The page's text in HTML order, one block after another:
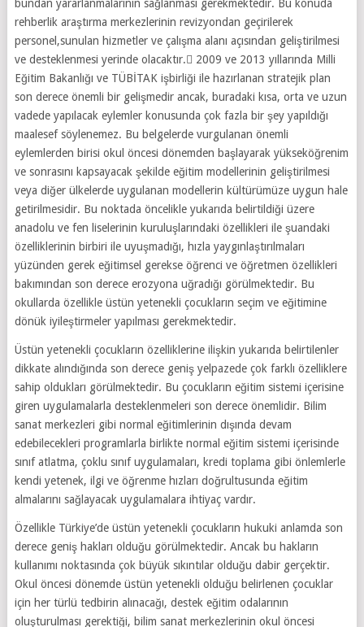
bundan yararlanmalarının sağlanması gerekmektedir. Bu konuda
rehberlik araştırma merkezlerinin revizyondan geçirilerek
personel,sunulan hizmetler ve çalışma alanı açısından geliştirilmesi
ve desteklenmesi yerinde olacaktır. 2009 ve 2013 yıllarında Milli
Eğitim Bakanlığı ve TÜBİTAK işbirliği ile hazırlanan stratejik plan
son derece önemli bir gelişmedir ancak, buradaki kısa, orta ve uzun
vadede yapılacak eylemler konusunda çok fazla bir şey yapıldığı
maalesef söylenemez. Bu belgelerde vurgulanan önemli
eylemlerden birisi okul öncesi dönemden başlayarak yükseköğrenim
ve sonrasını kapsayacak şekilde eğitim modellerinin geliştirilmesi
veya diğer ülkelerde uygulanan modellerin kültürümüze uygun hale
getirilmesidir. Bu noktada öncelikle yukarıda belirtildiği üzere
anadolu ve fen liselerinin kuruluşlarındaki özellikleri ile şuandaki
özelliklerinin birbiri ile uyuşmadığı, hızla yaygınlaştırılmaları
yüzünden gerek eğitimsel gerekse öğrenci ve öğretmen özellikleri
bakımından son derece erozyona uğradığı görülmektedir. Bu
okullarda özellikle üstün yetenekli çocukların seçim ve eğitimine
dönük iyileştirmeler yapılması gerekmektedir.
Üstün yetenekli çocukların özelliklerine ilişkin yukarıda belirtilenler
dikkate alındığında son derece geniş yelpazede çok farklı özelliklere
sahip oldukları görülmektedir. Bu çocukların eğitim sistemi içerisine
giren uygulamalarla desteklenmeleri son derece önemlidir. Bilim
sanat merkezleri gibi normal eğitimlerinin dışında devam
edebilecekleri programlarla birlikte normal eğitim sistemi içerisinde
sınıf atlatma, çoklu sınıf uygulamaları, kredi toplama gibi önlemlerle
kendi yetenek, ilgi ve öğrenme hızları doğrultusunda eğitim
almalarını sağlayacak uygulamalara ihtiyaç vardır.
Özellikle Türkiye’de üstün yetenekli çocukların hukuki anlamda son
derece geniş hakları olduğu görülmektedir. Ancak bu hakların
kullanımı noktasında çok büyük sıkıntılar olduğu dabir gerçektir.
Okul öncesi dönemde üstün yetenekli olduğu belirlenen çocuklar
için her türlü tedbirin alınacağı, destek eğitim odalarının
oluşturulması gerektiği, bilim sanat merkezlerinin okul öncesi